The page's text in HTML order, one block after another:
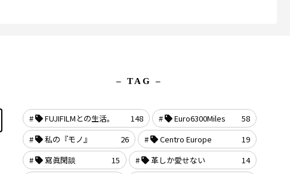
– TAG –
FUJIFILMとの生活。 148 Euro6300Miles
58
私の『モノ』
26 Centro Europe
19
寫眞閑談
15 革しか愛せない
14